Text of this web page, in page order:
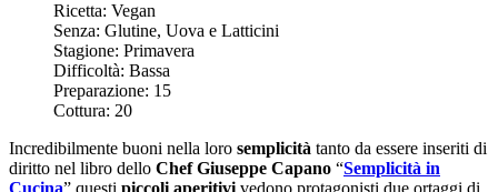
Ricetta: Vegan
Senza: Glutine, Uova e Latticini
Stagione: Primavera
Difficoltà: Bassa
Preparazione: 15
Cottura: 20
Incredibilmente buoni nella loro semplicità tanto da essere inseriti di
diritto nel libro dello Chef Giuseppe Capano “Semplicità in